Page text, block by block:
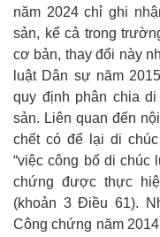
năm 2024 chỉ ghi
sản, kể cả trong
cơ bản, thay đổi này
luật Dân sự năm
quy định phân chia
sản. Liên quan đến
chết có để lại di
“việc công bố di chúc
chứng được thực
(khoản 3 Điều 61).
Công chứng năm